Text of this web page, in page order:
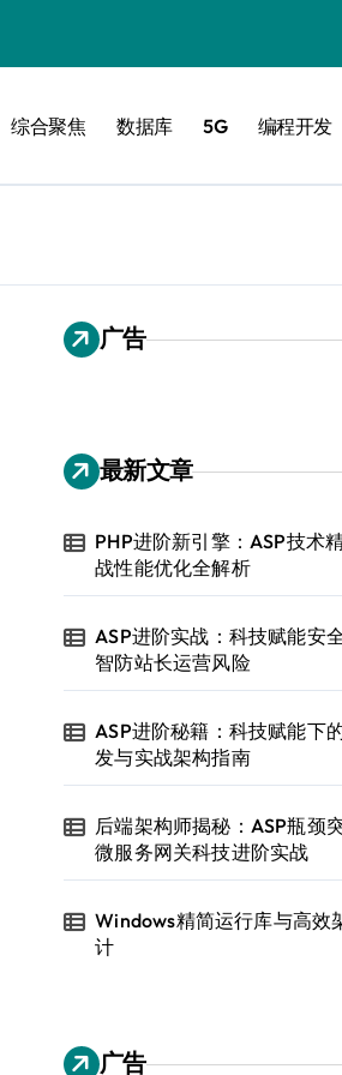
综合聚焦 数据库 5G 编程开发
广告
最新文章
PHP进阶新引擎：ASP技术
战性能优化全解析
ASP进阶实战：科技赋能安
智防站长运营风险
ASP进阶秘籍：科技赋能下
发与实战架构指南
后端架构师揭秘：ASP瓶颈
微服务网关科技进阶实战
Windows精简运行库与高效
计
广告